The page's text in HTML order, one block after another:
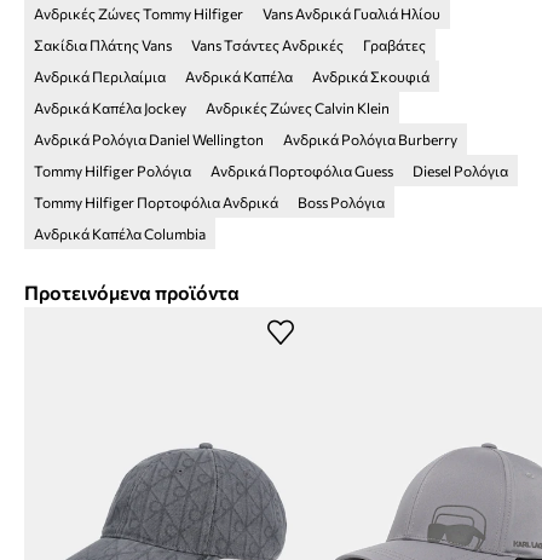
Ανδρικές Ζώνες Tommy Hilfiger
Vans Ανδρικά Γυαλιά Ηλίου
Σακίδια Πλάτης Vans
Vans Τσάντες Ανδρικές
Γραβάτες
Ανδρικά Περιλαίμια
Ανδρικά Καπέλα
Ανδρικά Σκουφιά
Ανδρικά Καπέλα Jockey
Ανδρικές Ζώνες Calvin Klein
Ανδρικά Ρολόγια Daniel Wellington
Ανδρικά Ρολόγια Burberry
Tommy Hilfiger Ρολόγια
Ανδρικά Πορτοφόλια Guess
Diesel Ρολόγια
Tommy Hilfiger Πορτοφόλια Ανδρικά
Boss Ρολόγια
Ανδρικά Καπέλα Columbia
Προτεινόμενα προϊόντα